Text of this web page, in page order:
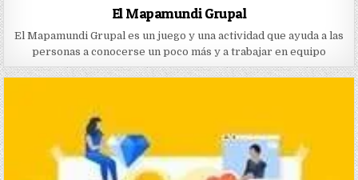
El Mapamundi Grupal
El Mapamundi Grupal es un juego y una actividad que ayuda a las
personas a conocerse un poco más y a trabajar en equipo